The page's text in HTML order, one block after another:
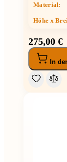
Material:
Höhe x
275,00 €
In